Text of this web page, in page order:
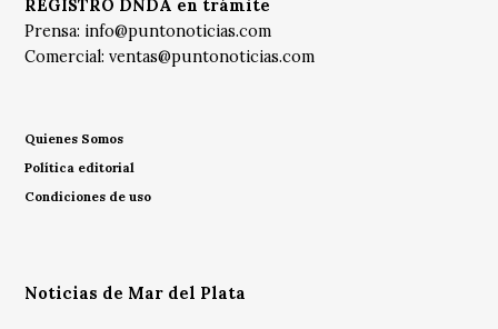
REGISTRO DNDA en trámite
Prensa: info@puntonoticias.com
Comercial:ventas@puntonoticias.com
Quienes Somos
Política editorial
Condiciones de uso
Noticias de Mar del Plata